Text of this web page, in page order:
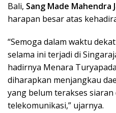
Bali, Sang Made Mahendra
harapan besar atas
“Semoga dalam waktu
selama ini terjadi di
hadirnya Menara
diharapkan menjangkau
yang belum terakses
telekomunikasi,” ujarnya.